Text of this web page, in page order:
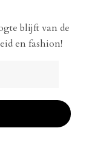
blijft van de
en fashion!